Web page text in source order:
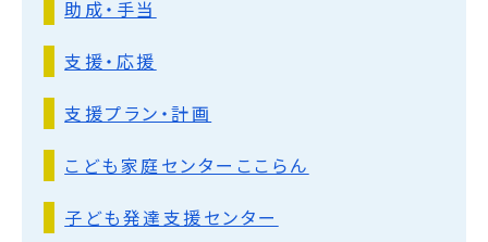
助成・手当
支援・応援
支援プラン・計画
こども家庭センターここらん
子ども発達支援センター